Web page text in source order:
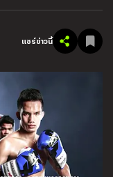
แชร์ข่าวนี้